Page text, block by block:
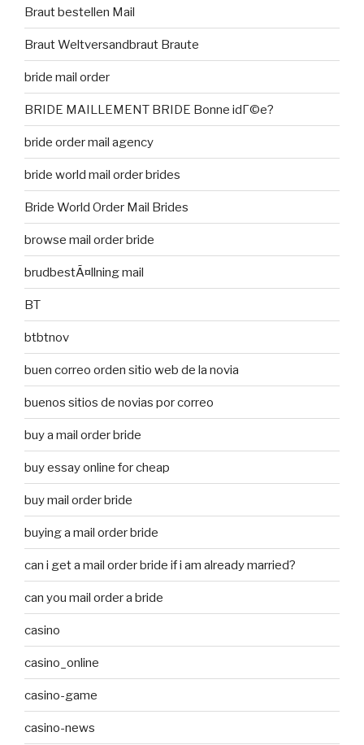
Braut bestellen Mail
Braut Weltversandbraut Braute
bride mail order
BRIDE MAILLEMENT BRIDE Bonne idГ©e?
bride order mail agency
bride world mail order brides
Bride World Order Mail Brides
browse mail order bride
brudbestÃ¤llning mail
BT
btbtnov
buen correo orden sitio web de la novia
buenos sitios de novias por correo
buy a mail order bride
buy essay online for cheap
buy mail order bride
buying a mail order bride
can i get a mail order bride if i am already married?
can you mail order a bride
casino
casino_online
casino-game
casino-news